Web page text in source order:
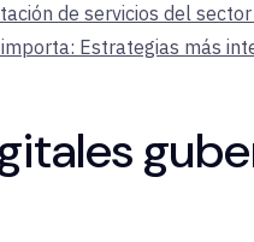
de servicios del
Estrategias más